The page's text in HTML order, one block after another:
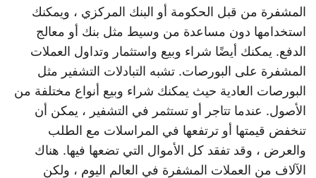
المشفرة من قبل الحكومة أو البنك المركزي ، ويمكنك
استخدامها دون مساعدة من وسيط مثل بنك أو معالج
الدفع. يمكنك أيضًا شراء وبيع واستثمار وتداول العملات
المشفرة على البورصات. تشبه التبادلات التشفير مثل
البورصات العادية حيث يمكنك شراء وبيع أنواع مختلفة من
الأصول. عندما تتاجر أو تستثمر في التشفير ، يمكن أن
تنخفض قيمتها أو ترتفعها في المراسلات مع الطلب
والعرض ، وقد تفقد كل الأموال التي تضعها فيها. هناك
الآلاف من العملات المشفرة في العالم اليوم ، ولكن